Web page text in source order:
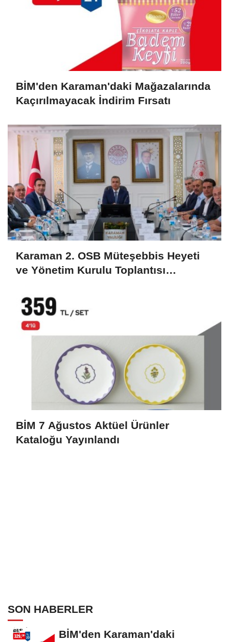
BİM'den Karaman'daki Mağazalarında
Kaçırılmayacak İndirim Fırsatı
Karaman 2. OSB Müteşebbis Heyeti
ve Yönetim Kurulu Toplantısı
BİM 7 Ağustos Aktüel Ürünler
Kataloğu Yayınlandı
SON HABERLER
BİM'den Karaman'daki